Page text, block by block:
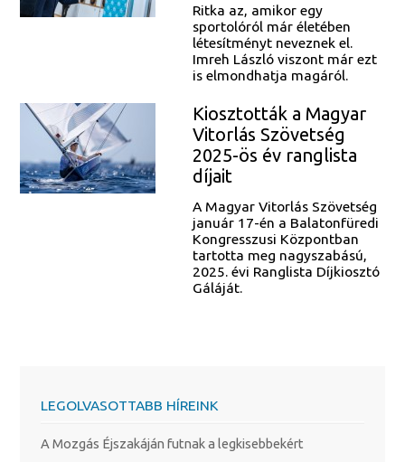
Ritka az, amikor egy
sportolóról már életében
létesítményt neveznek el.
Imreh László viszont már ezt
is elmondhatja magáról.
Kiosztották a Magyar
Vitorlás Szövetség
2025-ös év ranglista
díjait
A Magyar Vitorlás Szövetség
január 17-én a Balatonfüredi
Kongresszusi Központban
tartotta meg nagyszabású,
2025. évi Ranglista Díjkiosztó
Gáláját.
LEGOLVASOTTABB HÍREINK
A Mozgás Éjszakáján futnak a legkisebbekért